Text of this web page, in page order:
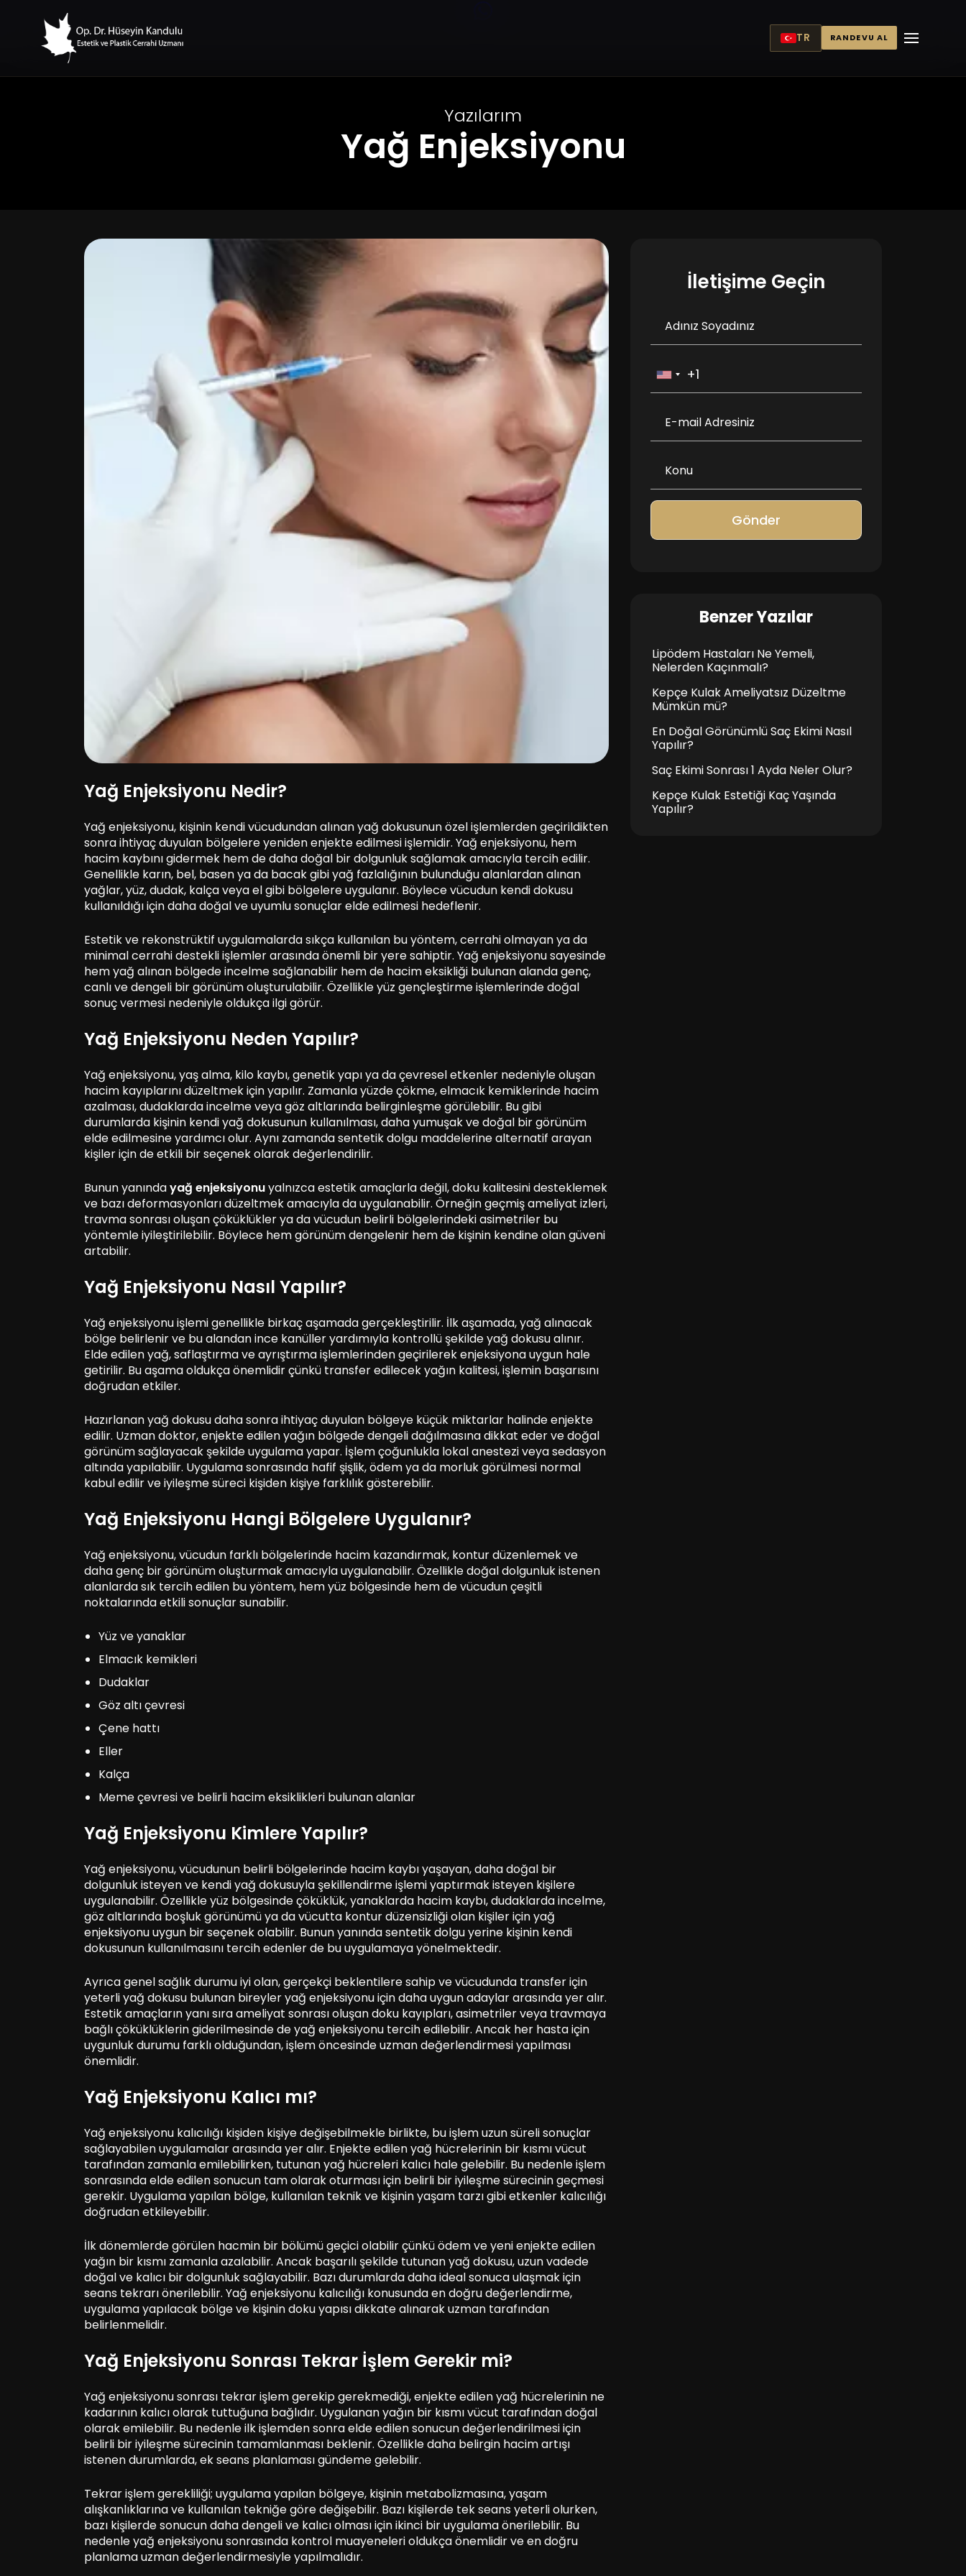
TR RANDEVU AL
Yazılarım
Yağ Enjeksiyonu
Yağ Enjeksiyonu Nedir?
Yağ enjeksiyonu, kişinin kendi vücudundan alınan yağ dokusunun özel işlemlerden geçirildikten
sonra ihtiyaç duyulan bölgelere yeniden enjekte edilmesi işlemidir. Yağ enjeksiyonu, hem
hacim kaybını gidermek hem de daha doğal bir dolgunluk sağlamak amacıyla tercih edilir.
Genellikle karın, bel, basen ya da bacak gibi yağ fazlalığının bulunduğu alanlardan alınan
yağlar, yüz, dudak, kalça veya el gibi bölgelere uygulanır. Böylece vücudun kendi dokusu
kullanıldığı için daha doğal ve uyumlu sonuçlar elde edilmesi hedeflenir.
Estetik ve rekonstrüktif uygulamalarda sıkça kullanılan bu yöntem, cerrahi olmayan ya da
minimal cerrahi destekli işlemler arasında önemli bir yere sahiptir. Yağ enjeksiyonu sayesinde
hem yağ alınan bölgede incelme sağlanabilir hem de hacim eksikliği bulunan alanda genç,
canlı ve dengeli bir görünüm oluşturulabilir. Özellikle yüz gençleştirme işlemlerinde doğal
sonuç vermesi nedeniyle oldukça ilgi görür.
Yağ Enjeksiyonu Neden Yapılır?
Yağ enjeksiyonu, yaş alma, kilo kaybı, genetik yapı ya da çevresel etkenler nedeniyle oluşan
hacim kayıplarını düzeltmek için yapılır. Zamanla yüzde çökme, elmacık kemiklerinde hacim
azalması, dudaklarda incelme veya göz altlarında belirginleşme görülebilir. Bu gibi
durumlarda kişinin kendi yağ dokusunun kullanılması, daha yumuşak ve doğal bir görünüm
elde edilmesine yardımcı olur. Aynı zamanda sentetik dolgu maddelerine alternatif arayan
kişiler için de etkili bir seçenek olarak değerlendirilir.
Bunun yanındayağ enjeksiyonuyalnızca estetik amaçlarla değil, doku kalitesini desteklemek
ve bazı deformasyonları düzeltmek amacıyla da uygulanabilir. Örneğin geçmiş ameliyat izleri,
travma sonrası oluşan çöküklükler ya da vücudun belirli bölgelerindeki asimetriler bu
yöntemle iyileştirilebilir. Böylece hem görünüm dengelenir hem de kişinin kendine olan güveni
artabilir.
Yağ Enjeksiyonu Nasıl Yapılır?
Yağ enjeksiyonu işlemi genellikle birkaç aşamada gerçekleştirilir. İlk aşamada, yağ alınacak
bölge belirlenir ve bu alandan ince kanüller yardımıyla kontrollü şekilde yağ dokusu alınır.
Elde edilen yağ, saflaştırma ve ayrıştırma işlemlerinden geçirilerek enjeksiyona uygun hale
getirilir. Bu aşama oldukça önemlidir çünkü transfer edilecek yağın kalitesi, işlemin başarısını
doğrudan etkiler.
Hazırlanan yağ dokusu daha sonra ihtiyaç duyulan bölgeye küçük miktarlar halinde enjekte
edilir. Uzman doktor, enjekte edilen yağın bölgede dengeli dağılmasına dikkat eder ve doğal
görünüm sağlayacak şekilde uygulama yapar. İşlem çoğunlukla lokal anestezi veya sedasyon
altında yapılabilir. Uygulama sonrasında hafif şişlik, ödem ya da morluk görülmesi normal
kabul edilir ve iyileşme süreci kişiden kişiye farklılık gösterebilir.
Yağ Enjeksiyonu Hangi Bölgelere Uygulanır?
Yağ enjeksiyonu, vücudun farklı bölgelerinde hacim kazandırmak, kontur düzenlemek ve
daha genç bir görünüm oluşturmak amacıyla uygulanabilir. Özellikle doğal dolgunluk istenen
alanlarda sık tercih edilen bu yöntem, hem yüz bölgesinde hem de vücudun çeşitli
noktalarında etkili sonuçlar sunabilir.
Yüz ve yanaklar
Elmacık kemikleri
Dudaklar
Göz altı çevresi
Çene hattı
Eller
Kalça
Meme çevresi ve belirli hacim eksiklikleri bulunan alanlar
Yağ Enjeksiyonu Kimlere Yapılır?
Yağ enjeksiyonu, vücudunun belirli bölgelerinde hacim kaybı yaşayan, daha doğal bir
dolgunluk isteyen ve kendi yağ dokusuyla şekillendirme işlemi yaptırmak isteyen kişilere
uygulanabilir. Özellikle yüz bölgesinde çöküklük, yanaklarda hacim kaybı, dudaklarda incelme,
göz altlarında boşluk görünümü ya da vücutta kontur düzensizliği olan kişiler için yağ
enjeksiyonu uygun bir seçenek olabilir. Bunun yanında sentetik dolgu yerine kişinin kendi
dokusunun kullanılmasını tercih edenler de bu uygulamaya yönelmektedir.
Ayrıca genel sağlık durumu iyi olan, gerçekçi beklentilere sahip ve vücudunda transfer için
yeterli yağ dokusu bulunan bireyler yağ enjeksiyonu için daha uygun adaylar arasında yer alır.
Estetik amaçların yanı sıra ameliyat sonrası oluşan doku kayıpları, asimetriler veya travmaya
bağlı çöküklüklerin giderilmesinde de yağ enjeksiyonu tercih edilebilir. Ancak her hasta için
uygunluk durumu farklı olduğundan, işlem öncesinde uzman değerlendirmesi yapılması
önemlidir.
Yağ Enjeksiyonu Kalıcı mı?
Yağ enjeksiyonu kalıcılığı kişiden kişiye değişebilmekle birlikte, bu işlem uzun süreli sonuçlar
sağlayabilen uygulamalar arasında yer alır. Enjekte edilen yağ hücrelerinin bir kısmı vücut
tarafından zamanla emilebilirken, tutunan yağ hücreleri kalıcı hale gelebilir. Bu nedenle işlem
sonrasında elde edilen sonucun tam olarak oturması için belirli bir iyileşme sürecinin geçmesi
gerekir. Uygulama yapılan bölge, kullanılan teknik ve kişinin yaşam tarzı gibi etkenler kalıcılığı
doğrudan etkileyebilir.
İlk dönemlerde görülen hacmin bir bölümü geçici olabilir çünkü ödem ve yeni enjekte edilen
yağın bir kısmı zamanla azalabilir. Ancak başarılı şekilde tutunan yağ dokusu, uzun vadede
doğal ve kalıcı bir dolgunluk sağlayabilir. Bazı durumlarda daha ideal sonuca ulaşmak için
seans tekrarı önerilebilir. Yağ enjeksiyonu kalıcılığı konusunda en doğru değerlendirme,
uygulama yapılacak bölge ve kişinin doku yapısı dikkate alınarak uzman tarafından
belirlenmelidir.
Yağ Enjeksiyonu Sonrası Tekrar İşlem Gerekir mi?
Yağ enjeksiyonu sonrası tekrar işlem gerekip gerekmediği, enjekte edilen yağ hücrelerinin ne
kadarının kalıcı olarak tuttuğuna bağlıdır. Uygulanan yağın bir kısmı vücut tarafından doğal
olarak emilebilir. Bu nedenle ilk işlemden sonra elde edilen sonucun değerlendirilmesi için
belirli bir iyileşme sürecinin tamamlanması beklenir. Özellikle daha belirgin hacim artışı
istenen durumlarda, ek seans planlaması gündeme gelebilir.
Tekrar işlem gerekliliği; uygulama yapılan bölgeye, kişinin metabolizmasına, yaşam
alışkanlıklarına ve kullanılan tekniğe göre değişebilir. Bazı kişilerde tek seans yeterli olurken,
bazı kişilerde sonucun daha dengeli ve kalıcı olması için ikinci bir uygulama önerilebilir. Bu
nedenle yağ enjeksiyonu sonrasında kontrol muayeneleri oldukça önemlidir ve en doğru
planlama uzman değerlendirmesiyle yapılmalıdır.
İletişime Geçin
Gönder
Benzer Yazılar
Lipödem Hastaları Ne Yemeli,
Nelerden Kaçınmalı?
Kepçe Kulak Ameliyatsız Düzeltme
Mümkün mü?
En Doğal Görünümlü Saç Ekimi Nasıl
Yapılır?
Saç Ekimi Sonrası 1 Ayda Neler Olur?
Kepçe Kulak Estetiği Kaç Yaşında
Yapılır?